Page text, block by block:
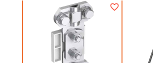
favorite_border